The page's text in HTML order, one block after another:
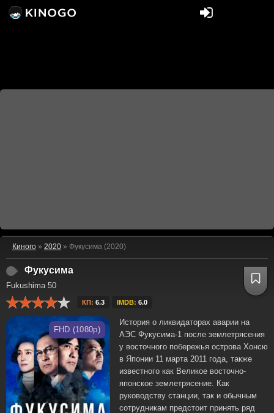
Киного » 2020 » Фукусима (2020)
Фукусима
Fukushima 50
КП: 6.3 IMDB: 6.0
FHD (1080p)
История о ликвидаторах аварии на
АЭС Фукусима-1 после землетрясения
у восточного побережья острова Хонсю
в Японии 11 марта 2011 года, также
известного как Великое восточно-
японское землетрясение. Как
руководству станции, так и обычным
сотрудникам предстоит принять ряд